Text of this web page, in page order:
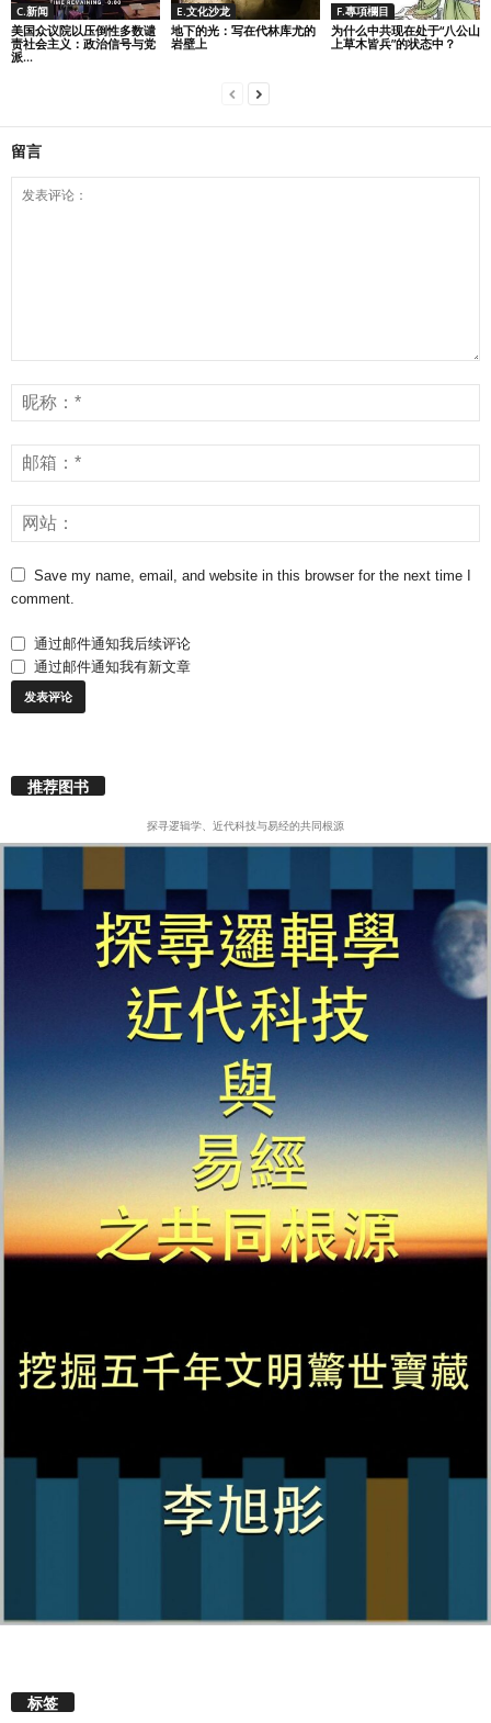
C.新闻
美国众议院以压倒性多数谴
责社会主义：政治信号与党
派...
E.文化沙龙
地下的光：写在代林库尤的
岩壁上
F.專項欄目
为什么中共现在处于“八公山
上草木皆兵”的状态中？
留言
Save my name, email, and website in this browser for the next time I
comment.
通过邮件通知我后续评论
通过邮件通知我有新文章
推荐图书
探寻逻辑学、近代科技与易经的共同根源
标签